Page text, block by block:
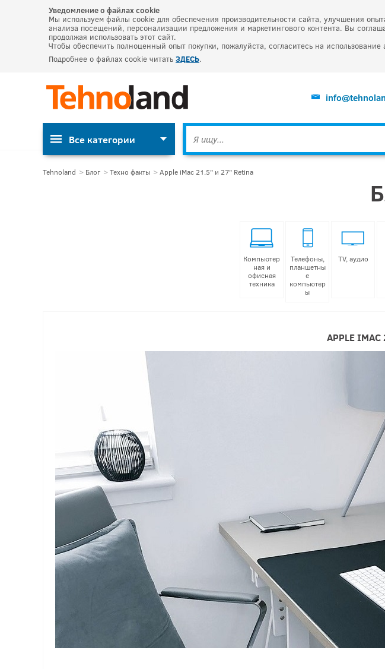
Уведомление о файлах cookie
Мы используем файлы cookie для обеспечения производительности сайта, улучшения
анализа посещений, персонализации предложения и маркетингового контента. Вы
продолжая использовать этот сайт.
Чтобы обеспечить полноценный опыт покупки, пожалуйста, согласитесь на
Подробнее о файлах cookie читать ЗДЕСЬ.
Все категории
Tehnoland Блог Техно факты Apple iMac 21.5" и 27" Retina
Компьютер
ная и
офисная
техника
Телефоны,
планшетны
е
компьютер
ы
TV, аудио
APPLE